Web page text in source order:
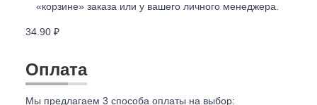
«корзине» заказа или у вашего личного менеджера.
34.90 ₽
Оплата
Мы предлагаем 3 способа оплаты на выбор: